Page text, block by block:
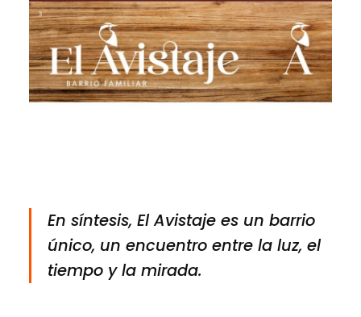
En síntesis, El Avistaje es un barrio
único, un encuentro entre la luz, el
tiempo y la mirada.